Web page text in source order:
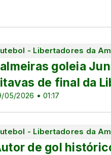
- Libertadores da
05/2026 • 01:17
goleia
de final da
- Libertadores da
de gol